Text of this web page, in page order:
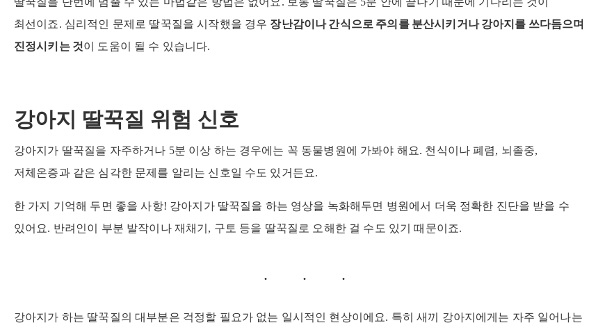
최선이죠. 심리적인 문제로 딸꾹질을 시작했을 경우 장난감이나 간식으로 주의를 분산시키거나 강아지를 쓰다듬으며
진정시키는 것이 도움이 될 수 있습니다.
강아지 딸꾹질 위험 신호
강아지가 딸꾹질을 자주하거나 5분 이상 하는 경우에는 꼭 동물병원에 가봐야 해요. 천식이나 폐렴, 뇌졸중,
저체온증과 같은 심각한 문제를 알리는 신호일 수도 있거든요.
한 가지 기억해 두면 좋을 사항! 강아지가 딸꾹질을 하는 영상을 녹화해두면 병원에서 더욱 정확한 진단을 받을 수
있어요. 반려인이 부분 발작이나 재채기, 구토 등을 딸꾹질로 오해한 걸 수도 있기 때문이죠.
강아지가 하는 딸꾹질의 대부분은 걱정할 필요가 없는 일시적인 현상이에요. 특히 새끼 강아지에게는 자주 일어나는